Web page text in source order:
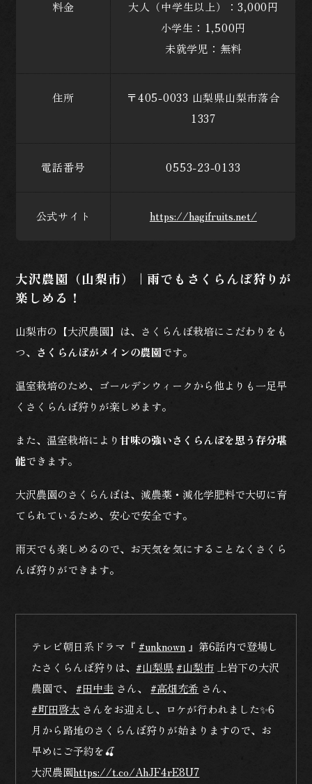
料金
大人（中学生以上）：3,000円
小学生：1,500円
未就学児：無料
住所
〒405-0033 山梨県山梨市落合
1337
電話番号 0553-23-0133
公式サイト https://hagifruits.net/
大沢農園（山梨市）｜雨でもさくらんぼ狩りが
楽しめる！
山梨市の【大沢農園】は、さくらんぼ栽培にこだわりをも
つ、 さくらんぼがメインの農園です。
温室栽培のため、ゴールデンウィークから他よりも一足早
くさくらんぼ狩りが楽しめます。
また、温室栽培により甘味の強いさくらんぼを思う存分堪
能できます。
大沢農園のさくらんぼは、減農薬・減化学肥料で大切に育
てられているため、安心で安全です。
雨天でも楽しめるので、お天気を気にすることなくさくら
んぼ狩りができます。
テレビ朝日系ドラマ『#unknown 』第6話内で登場し
たさくらんぼ狩りは、#山梨県 #山梨市 上岩下の大沢
農園で、#田中圭 さん、#高畑充希 さん、
#町田啓太 さんをお迎えし、ロケが行われました✨6
月から路地のさくらんぼ狩りが始まりますので、お
早めにご予約を🍒
大沢農園https://t.co/AhJF4rE8U7